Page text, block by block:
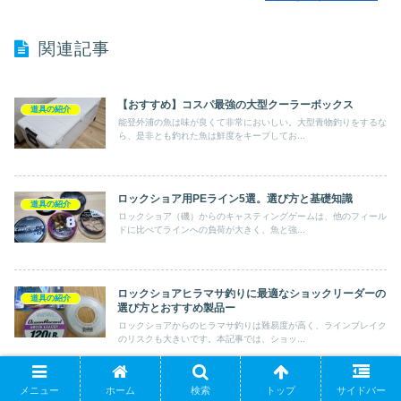
関連記事
道具の紹介 【おすすめ】コスパ最強の大型クーラーボックス
能登外浦の魚は味が良くて非常においしい。大型青物釣りをするな
ら、是非とも釣れた魚は鮮度をキープしてお...
道具の紹介 ロックショア用PEライン5選。選び方と基礎知識
ロックショア（磯）からのキャスティングゲームは、他のフィール
ドに比べてラインへの負荷が大きく、魚と強...
道具の紹介
ロックショアヒラマサ釣りに最適なショックリーダーの
選び方とおすすめ製品ー
ロックショアからのヒラマサ釣りは難易度が高く、ラインブレイク
のリスクも大きいです。本記事では、ショッ...
ヒラマサ狙いにおすすめのルアー
メニュー ホーム 検索 トップ サイドバー